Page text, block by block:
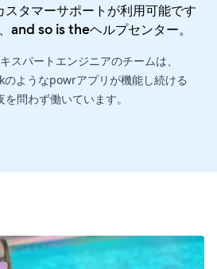
タマーサポートが利用可能です
and so is theヘルプセンター。
スパートエンジニアのチームは、
ようなpowrアプリが機能し続ける
を問わず働いています。